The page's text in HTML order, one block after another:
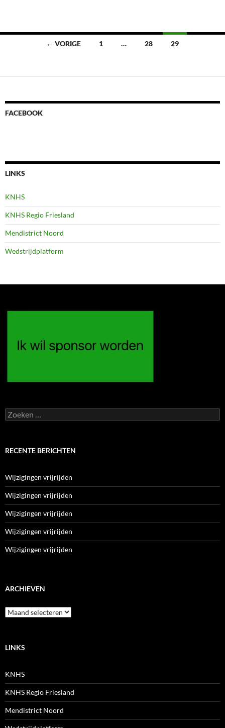
Berichten← VORIGE 1 … 28 29
FACEBOOK
LINKS
KNHS
KNHS Regio Friesland
Mendistrict Noord
Wedstrijdplatform
Zoeken
naar:
RECENTE BERICHTEN
Wijzigingen vrijrijden
Wijzigingen vrijrijden
Wijzigingen vrijrijden
Wijzigingen vrijrijden
Wijzigingen vrijrijden
ARCHIEVEN
Archieven
LINKS
KNHS
KNHS Regio Friesland
Mendistrict Noord